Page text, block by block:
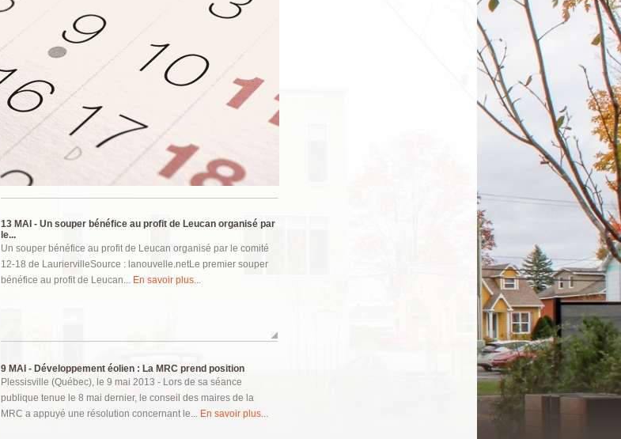
13 MAI - Un souper bénéfice au profit de Leucan organisé par
le...
Un souper bénéfice au profit de Leucan organisé par le comité
12-18 de LauriervilleSource : lanouvelle.netLe premier souper
bénéfice au profit de Leucan... En savoir plus...
9 MAI - Développement éolien : La MRC prend position
Plessisville (Québec), le 9 mai 2013 - Lors de sa séance
publique tenue le 8 mai dernier, le conseil des maires de la
MRC a appuyé une résolution concernant le... En savoir plus...